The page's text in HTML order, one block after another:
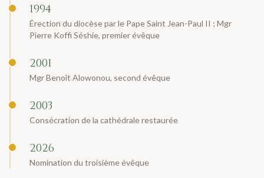
1994
Érection du diocèse par le Pape Saint Jean-Paul II ; Mgr
Pierre Koffi Séshie, premier évêque
2001
Mgr Benoît Alowonou, second évêque
2003
Consécration de la cathédrale restaurée
2026
Nomination du troisième évêque